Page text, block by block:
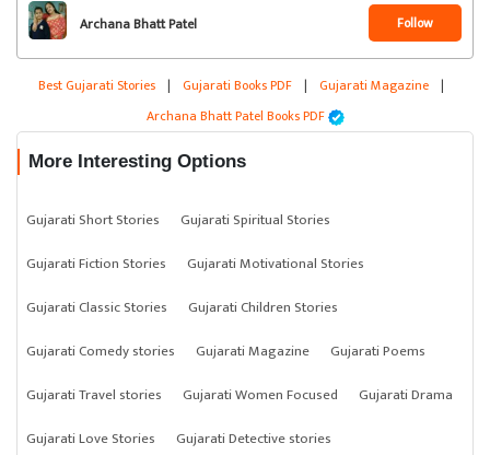
Archana Bhatt Patel Follow
Best Gujarati Stories | Gujarati Books PDF | Gujarati Magazine |
Archana Bhatt Patel Books PDF
More Interesting Options
Gujarati Short Stories
Gujarati Spiritual Stories
Gujarati Fiction Stories
Gujarati Motivational Stories
Gujarati Classic Stories
Gujarati Children Stories
Gujarati Comedy stories
Gujarati Magazine
Gujarati Poems
Gujarati Travel stories
Gujarati Women Focused
Gujarati Drama
Gujarati Love Stories
Gujarati Detective stories